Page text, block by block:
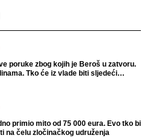
poruke zbog kojih je Beroš u zatvoru.
Tko će iz vlade biti sljedeći
primio mito od 75 000 eura. Evo tko bi
na čelu zločinačkog udruženja